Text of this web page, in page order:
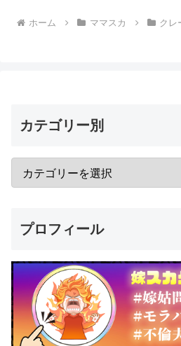
ホーム ママスカ クレ
カテゴリー別
プロフィール